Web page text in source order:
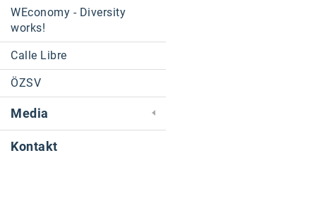
WEconomy - Diversity
works!
Calle Libre
ÖZSV
Media
Kontakt